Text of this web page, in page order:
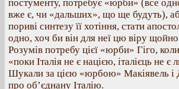
постументу, потребує «юрби» (все
вже є, чи «дальших», що ще будуть),
пориві синтезу її хотіння, стати
одно, хоч би він для неї цю віру
Розумів потребу цієї «юрби» Гіго,
«поки Італія не є нацією, італієць не
Шукали за цією «юрбою» Макіявель і
про об’єднану Італію.